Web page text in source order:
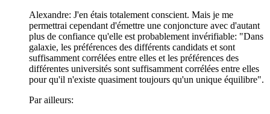
Alexandre: J'en étais totalement conscient. Mais je me
permettrai cependant d'émettre une conjoncture avec d'autant
plus de confiance qu'elle est probablement invérifiable: "Dans
galaxie, les préférences des différents candidats et sont
suffisamment corrélées entre elles et les préférences des
différentes universités sont suffisamment corrélées entre elles
pour qu'il n'existe quasiment toujours qu'un unique équilibre".
Par ailleurs: